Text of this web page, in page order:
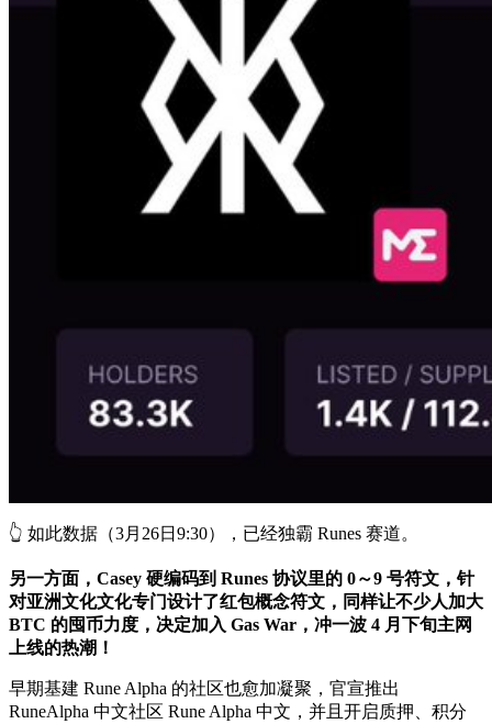
👆 如此数据（3月26日9:30），已经独霸 Runes 赛道。
另一方面，Casey 硬编码到 Runes 协议里的 0～9 号符文，针
对亚洲文化文化专门设计了红包概念符文，同样让不少人加大
BTC 的囤币力度，决定加入 Gas War，冲一波 4 月下旬主网
上线的热潮！
早期基建 Rune Alpha 的社区也愈加凝聚，官宣推出
RuneAlpha 中文社区 Rune Alpha 中文，并且开启质押、积分